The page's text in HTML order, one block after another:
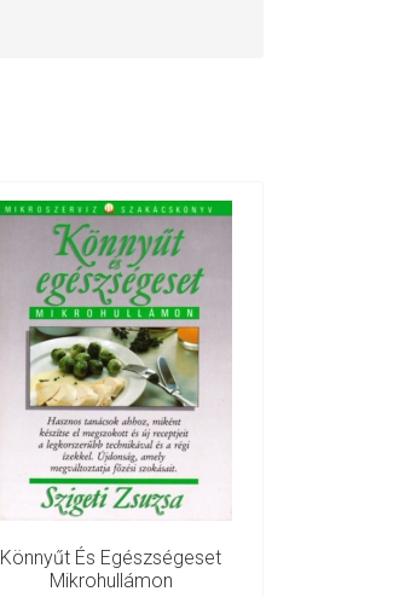
Könnyűt És Egészségeset
Mikrohullámon